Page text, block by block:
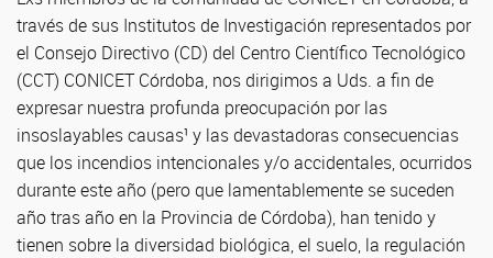
través de sus Institutos de Investigación representados por
el Consejo Directivo (CD) del Centro Científico Tecnológico
(CCT) CONICET Córdoba, nos dirigimos a Uds. a fin de
expresar nuestra profunda preocupación por las
insoslayables causas¹ y las devastadoras consecuencias
que los incendios intencionales y/o accidentales, ocurridos
durante este año (pero que lamentablemente se suceden
año tras año en la Provincia de Córdoba), han tenido y
tienen sobre la diversidad biológica, el suelo, la regulación